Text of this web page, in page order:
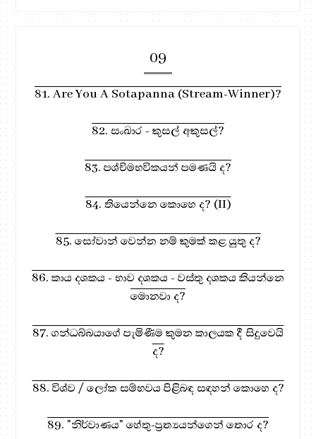
09
81. Are You A Sotapanna (Stream-Winner)?
82. සංඛාර - කුසල් අකුසල්?
83. පශ්චිමභවිකයන් පමණයි ද?
84. තියෙන්නෙ කොහෙ ද? (II)
85. සෝවාන් වෙන්න නම් කුමක් කළ යුතු ද?
86. කාය දශකය - භාව දශකය - වස්තු දශකය කියන්නෙ
මොනවා ද?
87. ගන්ධබ්බයාගේ පැමිණීම කුමන කාලයක දී සිදුවෙයි
ද?
88. විශ්ව / ලෝක සම්භවය පිළිබඳ සඳහන් කොහෙ ද?
89. "නිර්වාණය" හේතු-ප්‍රත්‍යයන්ගෙන් තොර ද?